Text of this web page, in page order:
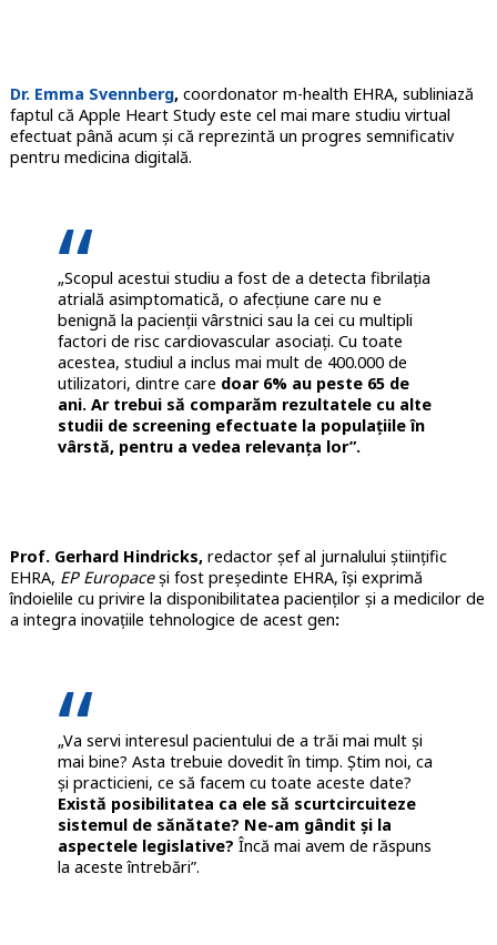
Dr. Emma Svennberg, coordonator m-health EHRA, subliniază
faptul că Apple Heart Study este cel mai mare studiu virtual
efectuat până acum și că reprezintă un progres semnificativ
pentru medicina digitală.
„Scopul acestui studiu a fost de a detecta fibrilația
atrială asimptomatică, o afecțiune care nu e
benignă la pacienții vârstnici sau la cei cu multipli
factori de risc cardiovascular asociați. Cu toate
acestea, studiul a inclus mai mult de 400.000 de
utilizatori, dintre care doar 6% au peste 65 de
ani. Ar trebui să comparăm rezultatele cu alte
studii de screening efectuate la populațiile în
vârstă, pentru a vedea relevanța lor”.
Prof. Gerhard Hindricks,redactor șef al jurnalului științific
EHRA, EP Europaceși fost președinte EHRA, își exprimă
îndoielile cu privire la disponibilitatea pacienților și a medicilor de
a integra inovațiile tehnologice de acest gen:
„Va servi interesul pacientului de a trăi mai mult și
mai bine? Asta trebuie dovedit în timp. Știm noi, ca
și practicieni, ce să facem cu toate aceste date?
Există posibilitatea ca ele să scurtcircuiteze
sistemul de sănătate? Ne-am gândit și la
aspectele legislative? Încă mai avem de răspuns
la aceste întrebări”.